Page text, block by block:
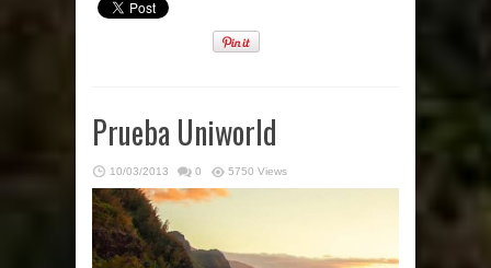
Prueba Uniworld
10/03/2013 0 5750 Views